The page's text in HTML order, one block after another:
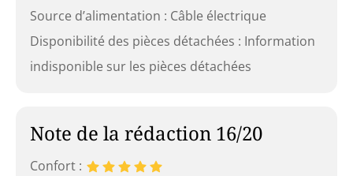
Source d’alimentation : Câble électrique
Disponibilité des pièces détachées : Information
indisponible sur les pièces détachées
Note de la rédaction 16/20
Confort :